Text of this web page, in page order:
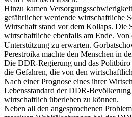
Hinzu kamen
gefährlicher werdende wirtschaftliche
Wirtschaft stand vor dem Kollaps. Die
wirtschaftliche ebenfalls am Ende.
Unterstützung zu erwarten.
Perestroika machte den Menschen in
Die DDR-Regierung und das
die Gefahren, die von den
Nach einer Prognose eines ihrer
Lebensstandard der DDR-
wirtschaftlich überleben zu können.
Neben all den angesprochenen